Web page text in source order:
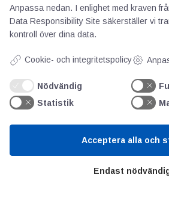
AOTI
Om oss
Priser
Kontakt
Kunskapscentrum
Anpassa nedan. I enlighet med kraven
Data Responsibility Site säkerställer vi
kontroll över dina data.
Cookie- och integritetspolicy
Nödvändig
Statistik
Endast
Acceptera alla och